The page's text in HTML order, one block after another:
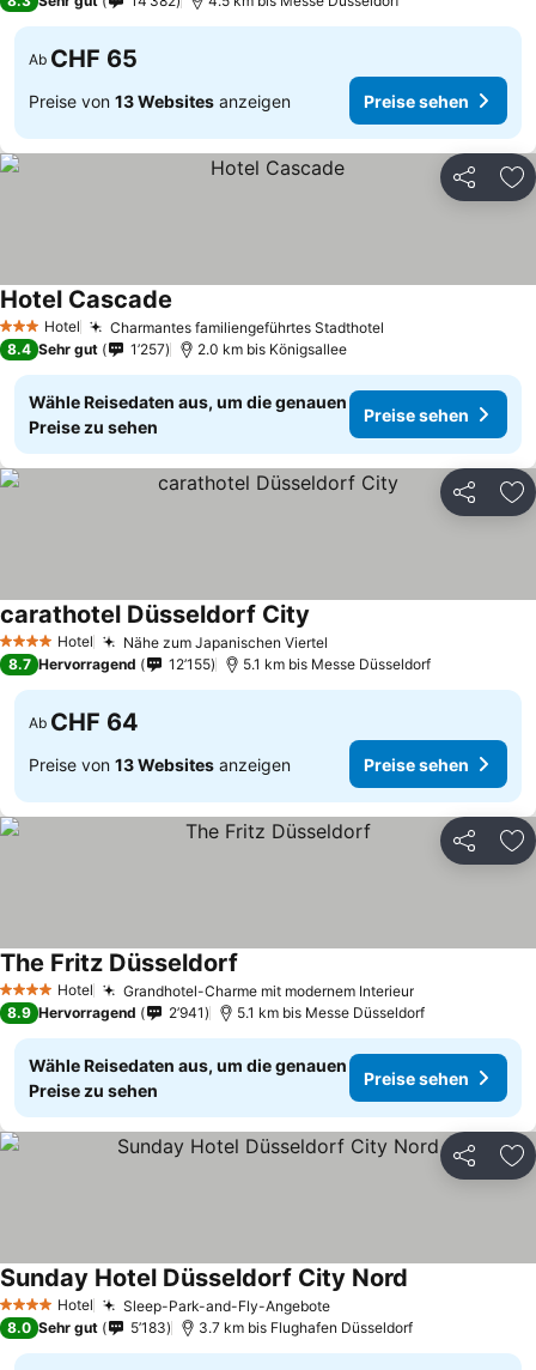
Ab CHF 65
Preise von 13 Websites anzeigen Preise sehen
Teilen
3 SterneHotel Charmantes familiengeführtes Stadthotel
Hotel Cascade
8.4 Sehr gut 1’257 2.0 km bis Königsallee
Wähle Reisedaten aus, um die genauen
Preise zu sehen
Preise sehen
Teilen
4 Sterne Hotel Nähe zum Japanischen Viertel
carathotel Düsseldorf City
8.7 Hervorragend 12’155 5.1 km bis Messe Düsseldorf
Ab CHF 64
Preise von 13 Websites anzeigen Preise sehen
Teilen
4 Sterne Hotel Grandhotel-Charme mit modernem Interieur
The Fritz Düsseldorf
8.9 Hervorragend 2’941 5.1 km bis Messe Düsseldorf
Wähle Reisedaten aus, um die genauen
Preise zu sehen
Preise sehen
Teilen
4 Sterne Hotel Sleep-Park-and-Fly-Angebote
Sunday Hotel Düsseldorf City Nord
8.0 Sehr gut 5’183 3.7 km bis Flughafen Düsseldorf